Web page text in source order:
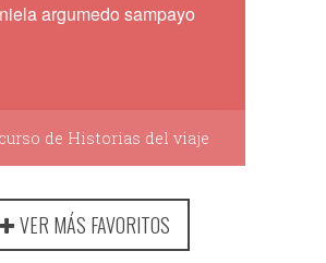
argumedo sampayo
de Historias del viaje
VER MÁS FAVORITOS